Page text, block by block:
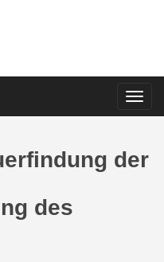
der
des